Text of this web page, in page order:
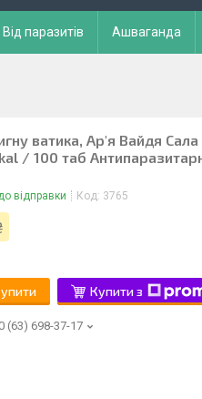
Від паразитів Ашваганда
ватика, Ар'я Вайдя
/ 100 таб
відправки Код: 3765
Купити з
(63) 698-37-17